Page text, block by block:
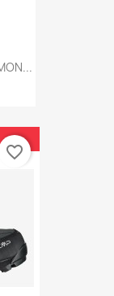
favorite_border